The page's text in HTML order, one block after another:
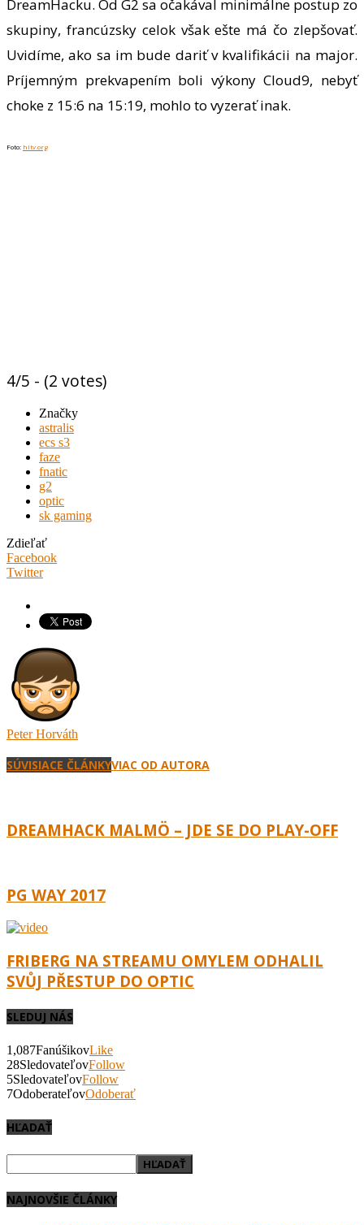
DreamHacku. Od G2 sa očakával minimálne postup zo
skupiny, francúzsky celok však ešte má čo zlepšovať.
Uvidíme, ako sa im bude dariť v kvalifikácii na major.
Príjemným prekvapením boli výkony Cloud9, nebyť
choke z 15:6 na 15:19, mohlo to vyzerať inak.
Foto: hltv.org
4/5 - (2 votes)
Značky
astralis
ecs s3
faze
fnatic
g2
optic
sk gaming
Zdieľať
Facebook
Twitter
Peter Horváth
SÚVISIACE ČLÁNKYVIAC OD AUTORA
DREAMHACK MALMÖ – JDE SE DO PLAY-OFF
PG WAY 2017
FRIBERG NA STREAMU OMYLEM ODHALIL
SVŮJ PŘESTUP DO OPTIC
SLEDUJ NÁS
1,087FanúšikovLike
28SledovateľovFollow
5SledovateľovFollow
7OdoberateľovOdoberať
HĽADAŤ
NAJNOVŠIE ČLÁNKY